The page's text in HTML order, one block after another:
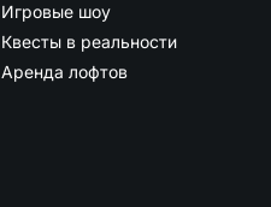
Игровые шоу
Квесты в реальности
Аренда лофтов